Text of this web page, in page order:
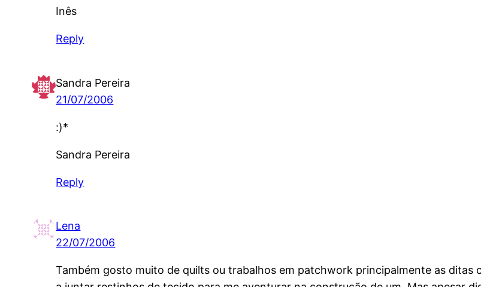
Inês
Reply
Sandra Pereira
21/07/2006
:)*
Sandra Pereira
Reply
Lena
22/07/2006
Também gosto muito de quilts ou trabalhos em patchwork principalmente as ditas